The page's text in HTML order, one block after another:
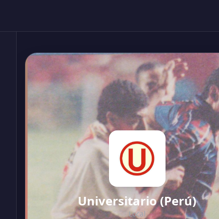
Universitario (Perú)
Local